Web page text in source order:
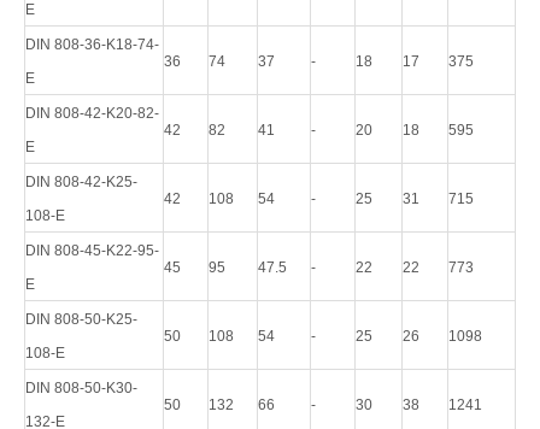
E
DIN 808-36-K18-74-
E
36 74 37 - 18 17 375
DIN 808-42-K20-82-
E
42 82 41 - 20 18 595
DIN 808-42-K25-
108-E
42 108 54 - 25 31 715
DIN 808-45-K22-95-
E
45 95 47.5 - 22 22 773
DIN 808-50-K25-
108-E
50 108 54 - 25 26 1098
DIN 808-50-K30-
132-E
50 132 66 - 30 38 1241